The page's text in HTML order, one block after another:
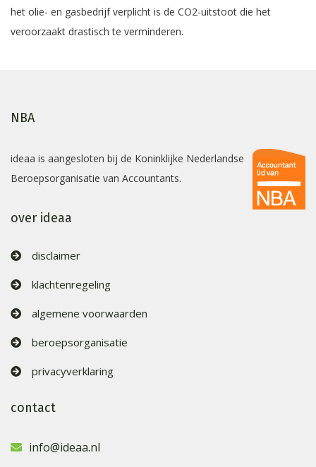
het olie- en gasbedrijf verplicht is de CO2-uitstoot die het
veroorzaakt drastisch te verminderen.
NBA
ideaa is aangesloten bij de Koninklijke Nederlandse
Beroepsorganisatie van Accountants.
over ideaa
disclaimer
klachtenregeling
algemene voorwaarden
beroepsorganisatie
privacyverklaring
contact
info@ideaa.nl